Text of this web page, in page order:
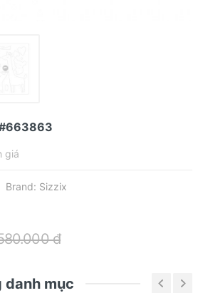
giá
Brand: Sizzix
đ
danh mục